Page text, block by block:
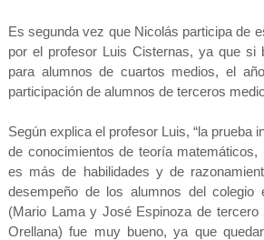
Es segunda vez que Nicolás participa de
por el profesor Luis Cisternas, ya que si
para alumnos de cuartos medios, el
participación de alumnos de terceros
Según explica el profesor Luis, “la prueba
de conocimientos de teoría matemáticos,
es más de habilidades y de
desempeño de los alumnos del colegio
(Mario Lama y José Espinoza de tercero
Orellana) fue muy bueno, ya que